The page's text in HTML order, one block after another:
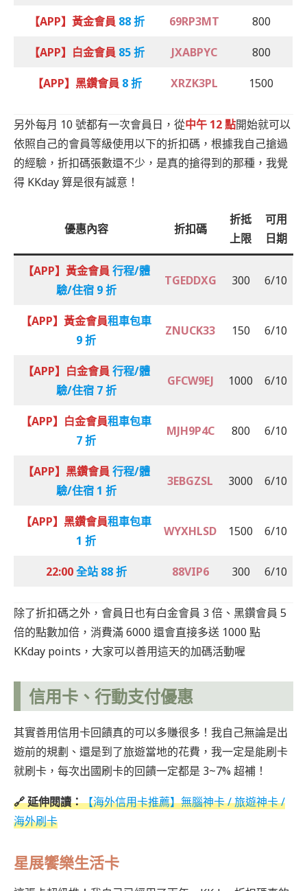
【APP】黃金會員 88 折 69RP3MT 800
【APP】白金會員 85 折 JXABPYC 800
【APP】黑鑽會員 8 折 XRZK3PL 1500
另外每月 10 號都有一次會員日，從中午 12 點開始就可以
依照自己的會員等級使用以下的折扣碼，根據我自己搶過
的經驗，折扣碼張數還不少，是真的搶得到的那種，我覺
得 KKday 算是很有誠意！
優惠內容 折扣碼
折抵
上限
可用
日期
【APP】黃金會員 行程/體
驗/住宿 9 折
TGEDDXG 300 6/10
【APP】黃金會員租車包車
9 折
ZNUCK33 150 6/10
【APP】白金會員 行程/體
驗/住宿 7 折
GFCW9EJ 1000 6/10
【APP】白金會員租車包車
7 折
MJH9P4C 800 6/10
【APP】黑鑽會員 行程/體
驗/住宿 1 折
3EBGZSL 3000 6/10
【APP】黑鑽會員租車包車
1 折
WYXHLSD 1500 6/10
22:00全站 88 折 88VIP6 300 6/10
除了折扣碼之外，會員日也有白金會員 3 倍、黑鑽會員 5
倍的點數加倍，消費滿 6000 還會直接多送 1000 點
KKday points，大家可以善用這天的加碼活動喔
信用卡、行動支付優惠
其實善用信用卡回饋真的可以多賺很多！我自己無論是出
遊前的規劃、還是到了旅遊當地的花費，我一定是能刷卡
就刷卡，每次出國刷卡的回饋一定都是 3~7% 超補！
🔗延伸閱讀：【海外信用卡推薦】無腦神卡 / 旅遊神卡 /
海外刷卡
星展饗樂生活卡